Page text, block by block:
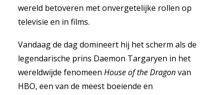
wereld betoveren met onvergetelijke rollen op
televisie en in films.
Vandaag de dag domineert hij het scherm als de
legendarische prins Daemon Targaryen in het
wereldwijde fenomeen House of the Dragonvan
HBO, een van de meest boeiende en